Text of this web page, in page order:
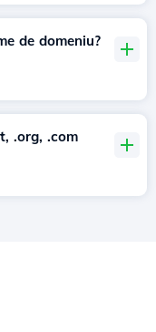
de domeniu?
.org, .com